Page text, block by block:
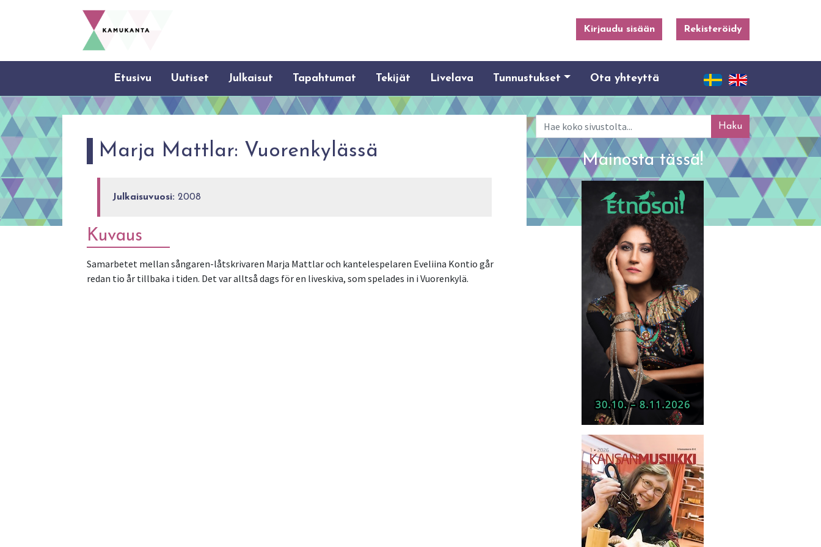
Kirjaudu sisään Rekisteröidy
Etusivu Uutiset Julkaisut Tapahtumat Tekijät Livelava Tunnustukset Ota yhteyttä
Marja Mattlar: Vuorenkylässä
Julkaisuvuosi: 2008
Kuvaus
Samarbetet mellan sångaren-låtskrivaren Marja Mattlar och kantelespelaren Eveliina Kontio går
redan tio år tillbaka i tiden. Det var alltså dags för en liveskiva, som spelades in i Vuorenkylä.
Haku
Mainosta tässä!